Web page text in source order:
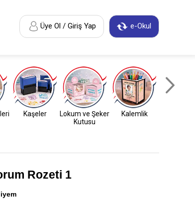
e-Okul
Üye Ol / Giriş Yap
Kaşeler
Lokum ve Şeker
Kutusu
Kalemlik
Rozeti 1